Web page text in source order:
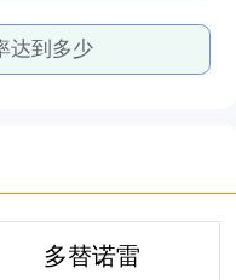
达到多少
多替诺雷